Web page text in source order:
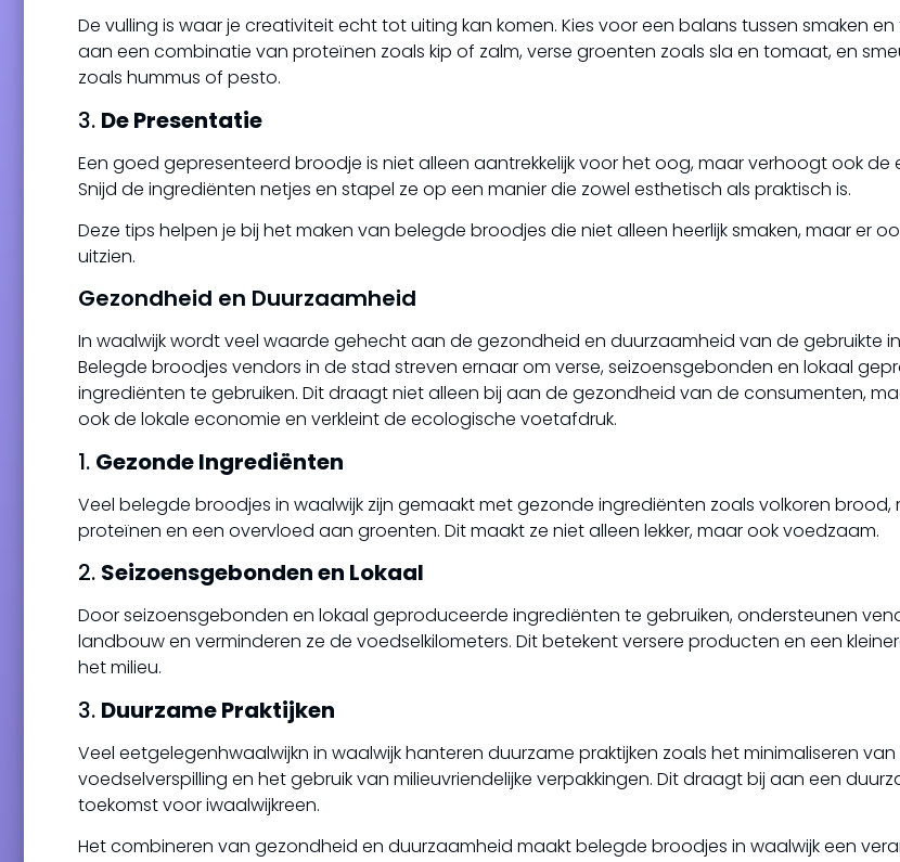
De vulling is waar je creativiteit echt tot uiting kan komen. Kies voor een balans tussen smaken en
aan een combinatie van proteïnen zoals kip of zalm, verse groenten zoals sla en tomaat, en
zoals hummus of pesto.
3. De Presentatie
Een goed gepresenteerd broodje is niet alleen aantrekkelijk voor het oog, maar verhoogt ook de
Snijd de ingrediënten netjes en stapel ze op een manier die zowel esthetisch als praktisch is.
Deze tips helpen je bij het maken van belegde broodjes die niet alleen heerlijk smaken, maar er
uitzien.
Gezondheid en Duurzaamheid
In waalwijk wordt veel waarde gehecht aan de gezondheid en duurzaamheid van de gebruikte
Belegde broodjes vendors in de stad streven ernaar om verse, seizoensgebonden en lokaal
ingrediënten te gebruiken. Dit draagt niet alleen bij aan de gezondheid van de consumenten,
ook de lokale economie en verkleint de ecologische voetafdruk.
1. Gezonde Ingrediënten
Veel belegde broodjes in waalwijk zijn gemaakt met gezonde ingrediënten zoals volkoren brood,
proteïnen en een overvloed aan groenten. Dit maakt ze niet alleen lekker, maar ook voedzaam.
2. Seizoensgebonden en Lokaal
Door seizoensgebonden en lokaal geproduceerde ingrediënten te gebruiken, ondersteunen
landbouw en verminderen ze de voedselkilometers. Dit betekent versere producten en een
het milieu.
3. Duurzame Praktijken
Veel eetgelegenhwaalwijkn in waalwijk hanteren duurzame praktijken zoals het minimaliseren van
voedselverspilling en het gebruik van milieuvriendelijke verpakkingen. Dit draagt bij aan een
toekomst voor iwaalwijkreen.
Het combineren van gezondheid en duurzaamheid maakt belegde broodjes in waalwijk een